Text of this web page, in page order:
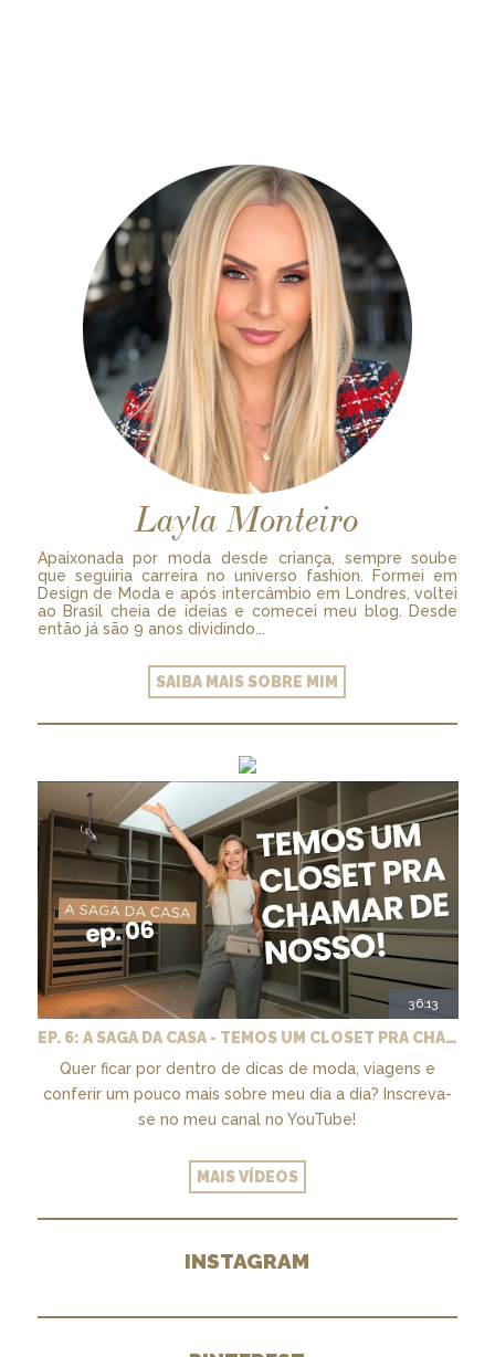
Layla Monteiro
Apaixonada por moda desde criança, sempre soube
que seguiria carreira no universo fashion. Formei em
Design de Moda e após intercâmbio em Londres, voltei
ao Brasil cheia de ideias e comecei meu blog. Desde
então já são 9 anos dividindo...
SAIBA MAIS SOBRE MIM
36:13
EP. 6: A SAGA DA CASA - TEMOS UM CLOSET PRA CHAMAR DE NOSSO + MARCENARIA E PAISAGISMO
Quer ficar por dentro de dicas de moda, viagens e
conferir um pouco mais sobre meu dia a dia? Inscreva-
se no meu canal no YouTube!
MAIS VÍDEOS
INSTAGRAM